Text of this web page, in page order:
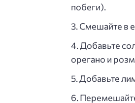
побеги).
Смешайте в
Добавьте
орегано и
Добавьте